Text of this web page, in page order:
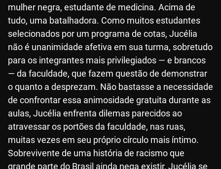
mulher negra, estudante de medicina. Acima de
tudo, uma batalhadora. Como muitos estudantes
selecionados por um programa de cotas, Jucélia
não é unanimidade afetiva em sua turma, sobretudo
para os integrantes mais privilegiados — e brancos
— da faculdade, que fazem questão de demonstrar
o quanto a desprezam. Não bastasse a necessidade
de confrontar essa animosidade gratuita durante as
aulas, Jucélia enfrenta dilemas parecidos ao
atravessar os portões da faculdade, nas ruas,
muitas vezes em seu próprio círculo mais íntimo.
Sobrevivente de uma história de racismo que
grande parte do Brasil ainda nega existir, Jucélia se